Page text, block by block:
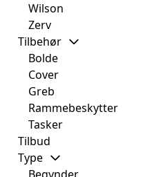
Wilson
Zerv
Tilbehør
Bolde
Cover
Greb
Rammebeskytter
Tasker
Tilbud
Type